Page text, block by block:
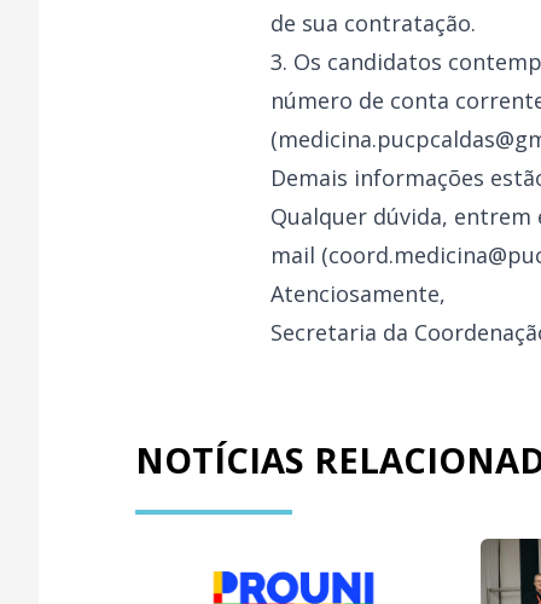
de sua contratação.
3. Os candidatos
número de conta
Demais informações
Qualquer dúvida, entrem
mail
Atenciosamente,
Secretaria da
NOTÍCIAS